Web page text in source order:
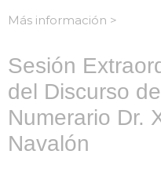
Más información >
Sesión
del Discurso
Numerario Dr.
Navalón